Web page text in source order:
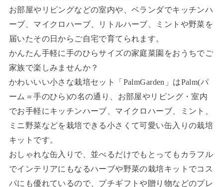
お部屋やリビングなどの室内や、ベランダでキッチンハ
ーブ、マイクロハーブ、リトルハーブ、ミントや野菜を
届いたその日からご自宅で育てられます。
かんたん手軽に手のひらサイズの家庭菜園をおうちでご
家族で楽しみませんか？
かわいいい小さな栽培セット「PalmGarden」はPalm(パ
ーム＝手のひら)の名の通り、お部屋やリビング・室内
でお手軽にキッチンハーブ、マイクロハーブ、ミント、
ミニ野菜などを栽培できる小さくて可愛い缶入りの栽培
キットです。
おしゃれな缶入りで、並べるだけでもとってもカラフル
でインテリアにもなるハーブや野菜の栽培キットでコス
パにも優れているので、プチギフトや贈り物などのプレ